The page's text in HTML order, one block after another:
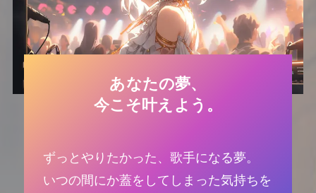
あなたの夢、
今こそ叶えよう。
ずっとやりたかった、歌手になる夢。
いつの間にか蓋をしてしまった気持ちを